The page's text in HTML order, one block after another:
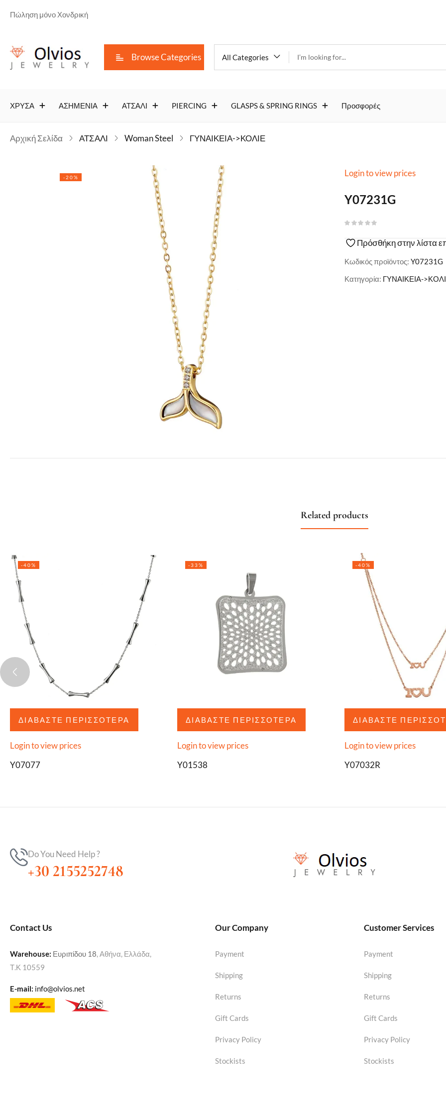
Πώληση μόνο Χονδρική
Browse Categories All Categories
ΧΡΥΣΑ ΑΣΗΜΕΝΙΑ ΑΤΣΑΛΙ PIERCING GLASPS & SPRING RINGS Προσφορές
Αρχική Σελίδα ΑΤΣΑΛΙ Woman Steel ΓΥΝΑΙΚΕΙΑ->ΚΟΛΙΕ
Y07231G
-20% Login to view prices
Y07231G
Πρόσθήκη στην λίστα
Κωδικός προϊόντος: Y07231G
Κατηγορία: ΓΥΝΑΙΚΕΙΑ-
Related products
-40%
ΔΙΑΒΆΣΤΕ ΠΕΡΙΣΣΌΤΕΡΑ
Login to view prices
Y07077
-33%
ΔΙΑΒΆΣΤΕ ΠΕΡΙΣΣΌΤΕΡΑ
Login to view prices
Y01538
-40%
ΔΙΑΒΆΣΤΕ
Login to view prices
Y07032R
Do You Need Help ?
+30 2155252748
Contact Us
Warehouse: Ευριπίδου 18, Αθήνα, Ελλάδα,
Τ.Κ 10559
E-mail: info@olvios.net
Our Company
Payment
Shipping
Returns
Gift Cards
Privacy Policy
Stockists
Customer Services
Payment
Shipping
Returns
Gift Cards
Privacy Policy
Stockists